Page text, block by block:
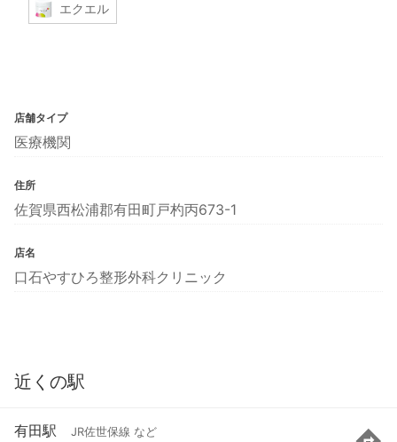
エクエル
店舗タイプ
医療機関
住所
佐賀県西松浦郡有田町戸杓丙673-1
店名
口石やすひろ整形外科クリニック
近くの駅
有田駅 JR佐世保線 など